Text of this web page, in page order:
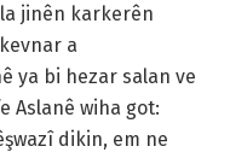
jinên karkerên
a
ya bi hezar salan ve
Aslanê wiha got:
dikin, em ne